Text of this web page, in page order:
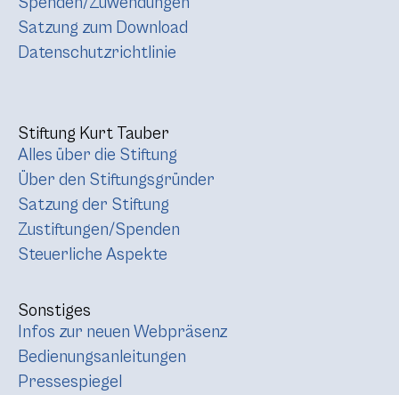
Satzung zum Download
Datenschutzrichtlinie
Stiftung Kurt Tauber
Alles über die Stiftung
Über den Stiftungsgründer
Satzung der Stiftung
Zustiftungen/Spenden
Steuerliche Aspekte
Sonstiges
Infos zur neuen Webpräsenz
Bedienungsanleitungen
Pressespiegel